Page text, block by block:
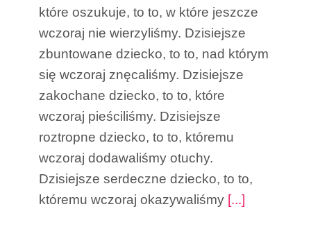
które oszukuje, to to, w które jeszcze
wczoraj nie wierzyliśmy. Dzisiejsze
zbuntowane dziecko, to to, nad którym
się wczoraj znęcaliśmy. Dzisiejsze
zakochane dziecko, to to, które
wczoraj pieściliśmy. Dzisiejsze
roztropne dziecko, to to, któremu
wczoraj dodawaliśmy otuchy.
Dzisiejsze serdeczne dziecko, to to,
któremu wczoraj okazywaliśmy [...]
Rozwijanie wrażliwości
zmysłowej poprzez muzykę